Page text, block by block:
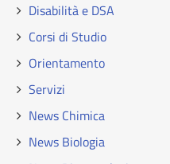
Disabilità e DSA
Corsi di Studio
Orientamento
Servizi
News Chimica
News Biologia